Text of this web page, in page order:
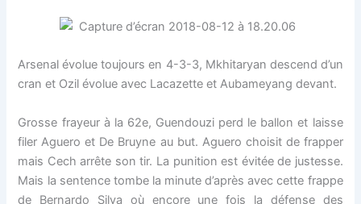
Arsenal évolue toujours en 4-3-3, Mkhitaryan descend d’un
cran et Ozil évolue avec Lacazette et Aubameyang devant.
Grosse frayeur à la 62e, Guendouzi perd le ballon et laisse
filer Aguero et De Bruyne au but. Aguero choisit de frapper
mais Cech arrête son tir. La punition est évitée de justesse.
Mais la sentence tombe la minute d’après avec cette frappe
de Bernardo Silva où encore une fois la défense des